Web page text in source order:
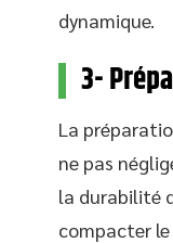
dynamique.
3-
La
ne pas
la durabilité
compacter